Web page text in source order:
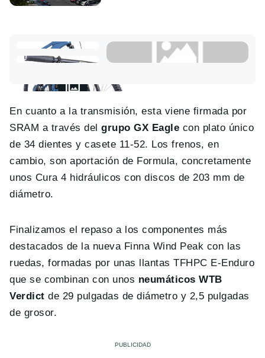
En cuanto a la transmisión, esta viene firmada por
SRAM a través delgrupo GX Eagle con plato único
de 34 dientes y casete 11-52. Los frenos, en
cambio, son aportación de Formula, concretamente
unos Cura 4 hidráulicos con discos de 203 mm de
diámetro.
Finalizamos el repaso a los componentes más
destacados de la nueva Finna Wind Peak con las
ruedas, formadas por unas llantas TFHPC E-Enduro
que se combinan con unos neumáticos WTB
Verdict de 29 pulgadas de diámetro y 2,5 pulgadas
de grosor.